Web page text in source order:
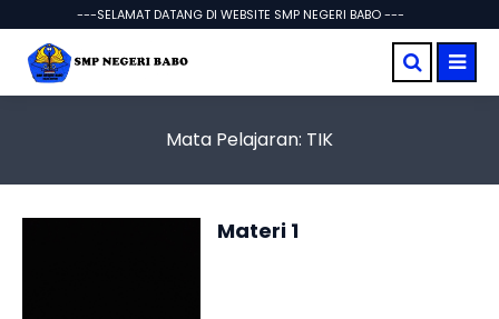
---SELAMAT DATANG DI WEBSITE SMP NEGERI BABO ---
Mata Pelajaran: TIK
Materi 1